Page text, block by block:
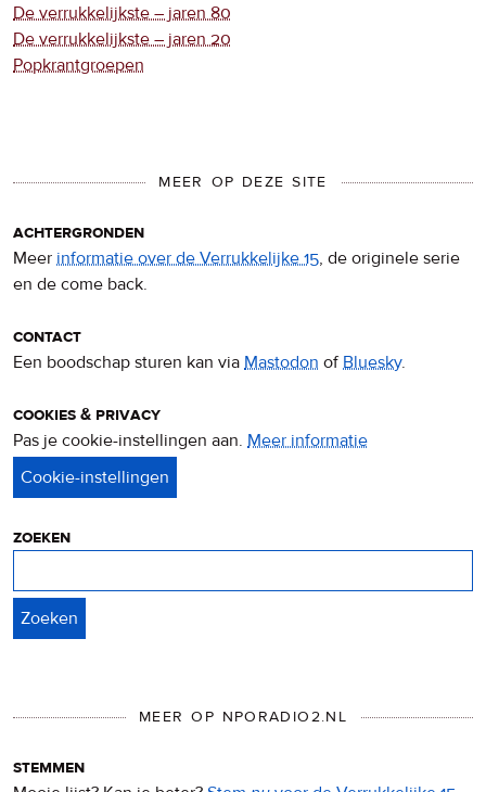
De verrukkelijkste – jaren 80
De verrukkelijkste – jaren 20
Popkrantgroepen
MEER OP DEZE SITE
achtergronden
Meer informatie over de Verrukkelijke 15, de originele serie
en de come back.
contact
Een boodschap sturen kan via Mastodon ofBluesky.
cookies & privacy
Pas je cookie-instellingen aan. Meer informatie
zoeken
MEER OP NPORADIO2.NL
stemmen